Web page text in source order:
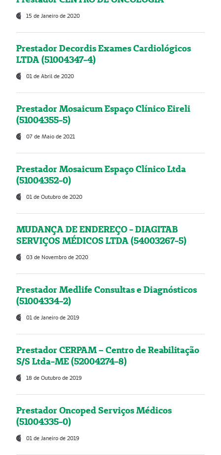
15 de Janeiro de 2020
Prestador Decordis Exames Cardiológicos
LTDA (51004347-4)
01 de Abril de 2020
Prestador Mosaicum Espaço Clínico Eireli
(51004355-5)
07 de Maio de 2021
Prestador Mosaicum Espaço Clínico Ltda
(51004352-0)
01 de Outubro de 2020
MUDANÇA DE ENDEREÇO - DIAGITAB
SERVIÇOS MÉDICOS LTDA (54003267-5)
03 de Novembro de 2020
Prestador Medlife Consultas e Diagnósticos
(51004334-2)
01 de Janeiro de 2019
Prestador CERPAM – Centro de Reabilitação
S/S Ltda-ME (52004274-8)
18 de Outubro de 2019
Prestador Oncoped Serviços Médicos
(51004335-0)
01 de Janeiro de 2019